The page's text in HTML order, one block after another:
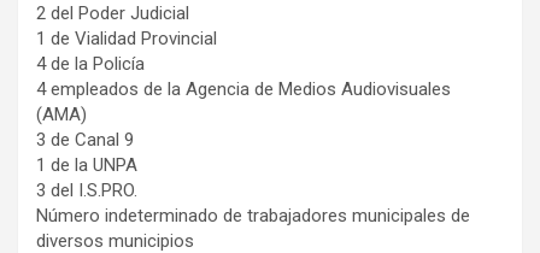
2 del Poder Judicial
1 de Vialidad Provincial
4 de la Policía
4 empleados de la Agencia de Medios Audiovisuales
(AMA)
3 de Canal 9
1 de la UNPA
3 del I.S.PRO.
Número indeterminado de trabajadores municipales de
diversos municipios